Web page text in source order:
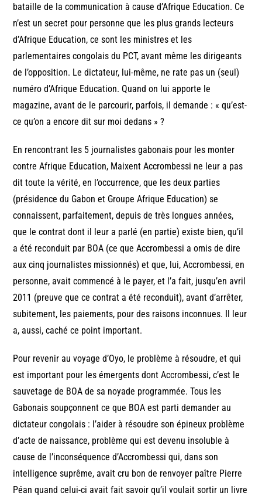
bataille de la communication à cause d’Afrique Education. Ce
n’est un secret pour personne que les plus grands lecteurs
d’Afrique Education, ce sont les ministres et les
parlementaires congolais du PCT, avant même les dirigeants
de l’opposition. Le dictateur, lui-même, ne rate pas un (seul)
numéro d’Afrique Education. Quand on lui apporte le
magazine, avant de le parcourir, parfois, il demande : « qu’est-
ce qu’on a encore dit sur moi dedans » ?
En rencontrant les 5 journalistes gabonais pour les monter
contre Afrique Education, Maixent Accrombessi ne leur a pas
dit toute la vérité, en l’occurrence, que les deux parties
(présidence du Gabon et Groupe Afrique Education) se
connaissent, parfaitement, depuis de très longues années,
que le contrat dont il leur a parlé (en partie) existe bien, qu’il
a été reconduit par BOA (ce que Accrombessi a omis de dire
aux cinq journalistes missionnés) et que, lui, Accrombessi, en
personne, avait commencé à le payer, et l’a fait, jusqu’en avril
2011 (preuve que ce contrat a été reconduit), avant d’arrêter,
subitement, les paiements, pour des raisons inconnues. Il leur
a, aussi, caché ce point important.
Pour revenir au voyage d’Oyo, le problème à résoudre, et qui
est important pour les émergents dont Accrombessi, c’est le
sauvetage de BOA de sa noyade programmée. Tous les
Gabonais soupçonnent ce que BOA est parti demander au
dictateur congolais : l’aider à résoudre son épineux problème
d’acte de naissance, problème qui est devenu insoluble à
cause de l’inconséquence d’Accrombessi qui, dans son
intelligence suprême, avait cru bon de renvoyer paître Pierre
Péan quand celui-ci avait fait savoir qu’il voulait sortir un livre